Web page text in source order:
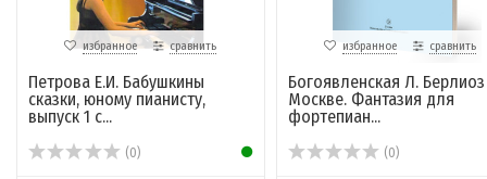
избранное сравнить
Петрова Е.И. Бабушкины
сказки, юному пианисту,
выпуск 1 с...
(0)
избранное сравнить
Богоявленская Л.
Москве. Фантазия для
фортепиан...
(0)